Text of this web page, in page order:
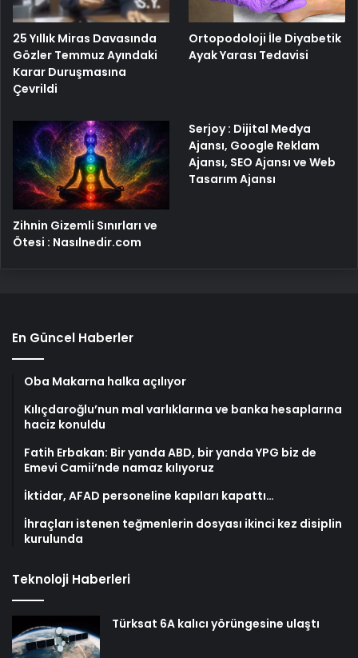
25 Yıllık Miras Davasında
Gözler Temmuz Ayındaki
Karar Duruşmasına
Çevrildi
Ortopodoloji İle Diyabetik
Ayak Yarası Tedavisi
Zihnin Gizemli Sınırları ve
Ötesi : Nasılnedir.com
Serjoy : Dijital Medya
Ajansı, Google Reklam
Ajansı, SEO Ajansı ve Web
Tasarım Ajansı
En Güncel Haberler
Oba Makarna halka açılıyor
Kılıçdaroğlu’nun mal varlıklarına ve banka hesaplarına
haciz konuldu
Fatih Erbakan: Bir yanda ABD, bir yanda YPG biz de
Emevi Camii’nde namaz kılıyoruz
İktidar, AFAD personeline kapıları kapattı…
İhraçları istenen teğmenlerin dosyası ikinci kez disiplin
kurulunda
Teknoloji Haberleri
Türksat 6A kalıcı yörüngesine ulaştı